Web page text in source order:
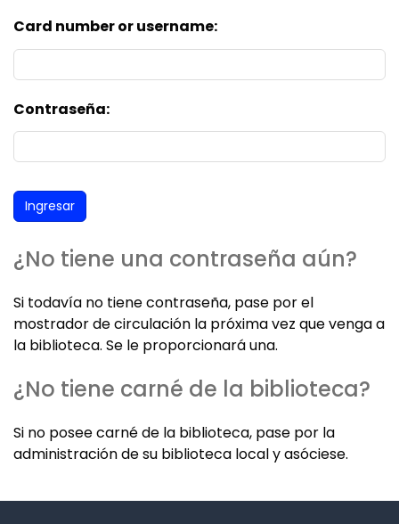
Card number or username:
Contraseña:
¿No tiene una contraseña aún?
Si todavía no tiene contraseña, pase por el
mostrador de circulación la próxima vez que venga a
la biblioteca. Se le proporcionará una.
¿No tiene carné de la biblioteca?
Si no posee carné de la biblioteca, pase por la
administración de su biblioteca local y asóciese.